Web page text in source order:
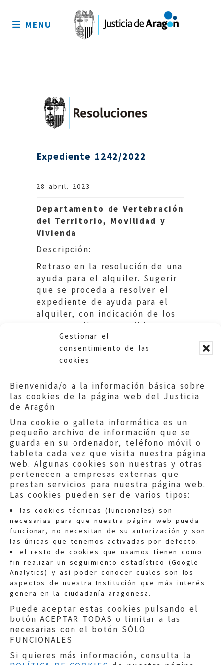
Gestionar el
consentimiento de las
cookies
Bienvenida/o a la información básica sobre
las cookies de la página web del Justicia
de Aragón
Una cookie o galleta informática es un
pequeño archivo de información que se
guarda en su ordenador, teléfono móvil o
tableta cada vez que visita nuestra página
web. Algunas cookies son nuestras y otras
pertenecen a empresas externas que
prestan servicios para nuestra página web.
Las cookies pueden ser de varios tipos:
las cookies técnicas (funcionales) son
necesarias para que nuestra página web pueda
funcionar, no necesitan de su autorización y son
las únicas que tenemos activadas por defecto.
el resto de cookies que usamos tienen como
fin realizar un seguimiento estadístico (Google
Analytics) y así poder conocer cuales son los
aspectos de nuestra Institución que más interés
genera en la ciudadanía aragonesa.
Puede aceptar estas cookies pulsando el
botón ACEPTAR TODAS o limitar a las
necesarias con el botón SÓLO
FUNCIONALES
Si quieres más información, consulta la
sitio
MENU
Expediente 1242/2022
28 abril. 2023
Departamento de Vertebración
del Territorio, Movilidad y
Vivienda
Descripción:
Retraso en la resolución de una
ayuda para el alquiler. Sugerir
que se proceda a resolver el
expediente de ayuda para el
alquiler, con indicación de los
correspondientes posibles
recursos al interesado.
Quejas:quejas@eljusticiadearagon.es
Información general:
informacion@eljusticiadearagon.es
Teléfonos:900 210 210/